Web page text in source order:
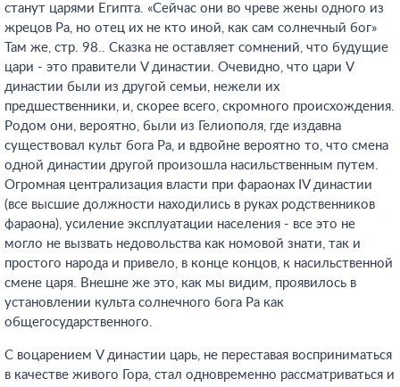
станут царями Египта. «Сейчас они во чреве жены одного из
жрецов Ра, но отец их не кто иной, как сам солнечный бог»
Там же, стр. 98.. Сказка не оставляет сомнений, что будущие
цари - это правители V династии. Очевидно, что цари V
династии были из другой семьи, нежели их
предшественники, и, скорее всего, скромного происхождения.
Родом они, вероятно, были из Гелиополя, где издавна
существовал культ бога Ра, и вдвойне вероятно то, что смена
одной династии другой произошла насильственным путем.
Огромная централизация власти при фараонах IV династии
(все высшие должности находились в руках родственников
фараона), усиление эксплуатации населения - все это не
могло не вызвать недовольства как номовой знати, так и
простого народа и привело, в конце концов, к насильственной
смене царя. Внешне же это, как мы видим, проявилось в
установлении культа солнечного бога Ра как
общегосударственного.
С воцарением V династии царь, не переставая восприниматься
в качестве живого Гора, стал одновременно рассматриваться и